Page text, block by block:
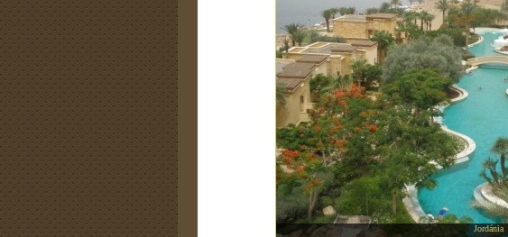
Jordánia